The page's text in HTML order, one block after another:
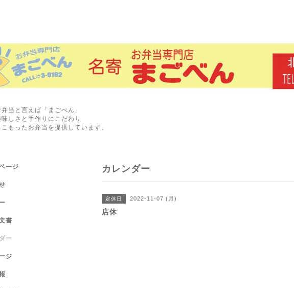
当と言えば「まごべん」
しさと手作りにこだわり
こもったお弁当を提供しています。
カレンダー
定休日 2022-11-07 (月)
店休
ージ
書
ー
ジ